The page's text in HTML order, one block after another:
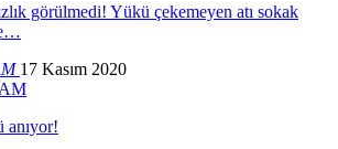
görülmedi! Yükü çekemeyen atı sokak
17 Kasım 2020
anıyor!